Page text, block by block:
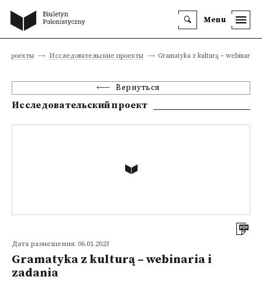
Menu
проекты Исследовательские проекты Gramatyka z kulturą – webinaria i
Вернуться
Исследовательский проект
Дата размещения: 06.01.2023
Gramatyka z kulturą – webinaria i
zadania